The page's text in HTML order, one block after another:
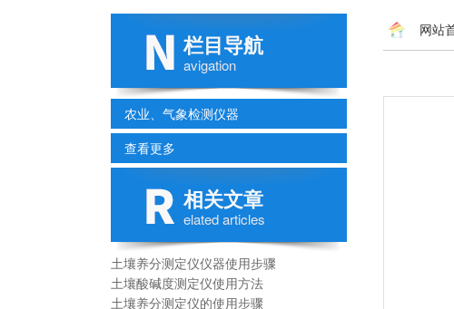
栏目导航
avigation
农业、气象检测仪器
查看更多
相关文章
elated articles
土壤养分测定仪仪器使用步骤
土壤酸碱度测定仪使用方法
土壤养分测定仪的使用步骤
网站